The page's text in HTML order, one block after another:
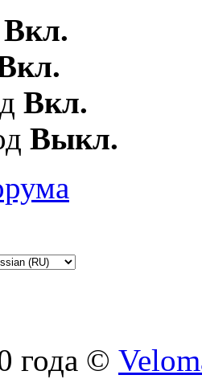
Вкл.
Вкл.
Выкл.
года ©